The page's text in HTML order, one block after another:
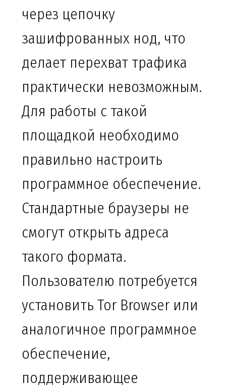
через цепочку
зашифрованных нод, что
делает перехват трафика
практически невозможным.
Для работы с такой
площадкой необходимо
правильно настроить
программное обеспечение.
Стандартные браузеры не
смогут открыть адреса
такого формата.
Пользователю потребуется
установить Tor Browser или
аналогичное программное
обеспечение,
поддерживающее